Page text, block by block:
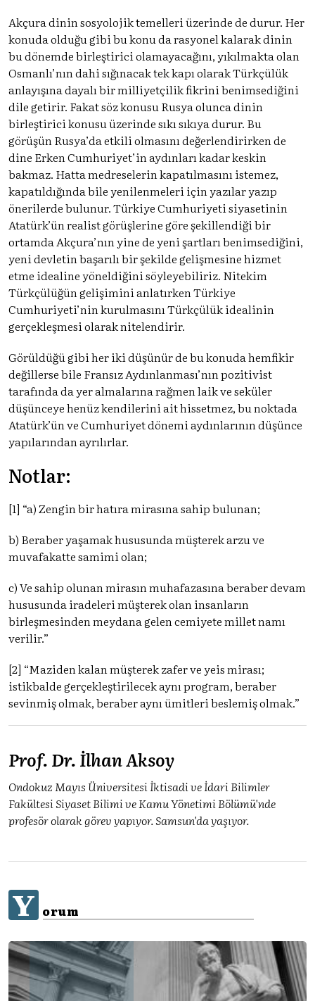
Akçura dinin sosyolojik temelleri üzerinde de durur. Her
konuda olduğu gibi bu konu da rasyonel kalarak dinin
bu dönemde birleştirici olamayacağını, yıkılmakta olan
Osmanlı’nın dahi sığınacak tek kapı olarak Türkçülük
anlayışına dayalı bir milliyetçilik fikrini benimsediğini
dile getirir. Fakat söz konusu Rusya olunca dinin
birleştirici konusu üzerinde sıkı sıkıya durur. Bu
görüşün Rusya’da etkili olmasını değerlendirirken de
dine Erken Cumhuriyet’in aydınları kadar keskin
bakmaz. Hatta medreselerin kapatılmasını istemez,
kapatıldığında bile yenilenmeleri için yazılar yazıp
önerilerde bulunur. Türkiye Cumhuriyeti siyasetinin
Atatürk’ün realist görüşlerine göre şekillendiği bir
ortamda Akçura’nın yine de yeni şartları benimsediğini,
yeni devletin başarılı bir şekilde gelişmesine hizmet
etme idealine yöneldiğini söyleyebiliriz. Nitekim
Türkçülüğün gelişimini anlatırken Türkiye
Cumhuriyeti’nin kurulmasını Türkçülük idealinin
gerçekleşmesi olarak nitelendirir.
Görüldüğü gibi her iki düşünür de bu konuda hemfikir
değillerse bile Fransız Aydınlanması’nın pozitivist
tarafında da yer almalarına rağmen laik ve seküler
düşünceye henüz kendilerini ait hissetmez, bu noktada
Atatürk’ün ve Cumhuriyet dönemi aydınlarının düşünce
yapılarından ayrılırlar.
Notlar:
[1] “a) Zengin bir hatıra mirasına sahip bulunan;
b) Beraber yaşamak hususunda müşterek arzu ve
muvafakatte samimi olan;
c) Ve sahip olunan mirasın muhafazasına beraber devam
hususunda iradeleri müşterek olan insanların
birleşmesinden meydana gelen cemiyete millet namı
verilir.”
[2] “Maziden kalan müşterek zafer ve yeis mirası;
istikbalde gerçekleştirilecek aynı program, beraber
sevinmiş olmak, beraber aynı ümitleri beslemiş olmak.”
Prof. Dr. İlhan Aksoy
Ondokuz Mayıs Üniversitesi İktisadi ve İdari Bilimler
Fakültesi Siyaset Bilimi ve Kamu Yönetimi Bölümü'nde
profesör olarak görev yapıyor. Samsun'da yaşıyor.
Y orum